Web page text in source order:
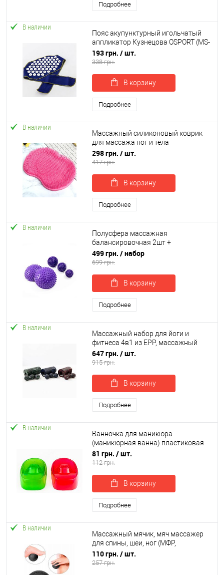
Подробнее
В наличии
Пояс акупунктурный игольчатый
аппликатор Кузнецова OSPORT (MS-
1252-1)
193 грн. / шт.
338 грн.
В корзину
Подробнее
В наличии
Массажный силиконовый коврик
для массажа ног и тела
противоскользящий коврик-
скрабер в ванную OSPORT (MS 4205)
298 грн. / шт.
417 грн.
В корзину
Подробнее
В наличии
Полусфера массажная
балансировочная 2шт +
массажный мячик (МФР мяч) с
шипами 3шт OSPORT Set 104 (n-
499 грн. / набор
699 грн.
В корзину
Подробнее
В наличии
Массажный набор для йоги и
фитнеса 4в1 из EPP, массажный
валик (йога ролл)+массажный мяч
МФР OSPORT (OF-0282)
647 грн. / шт.
915 грн.
В корзину
Подробнее
В наличии
Ванночка для маникюра
(маникюрная ванна) пластиковая
(R-00098)
81 грн. / шт.
112 грн.
В корзину
Подробнее
В наличии
Массажный мячик, мяч массажер
для спины, шеи, ног (МФР,
миофасциального релиза) OSPORT
EPP 12см (MS 3338-2)
110 грн. / шт.
257 грн.